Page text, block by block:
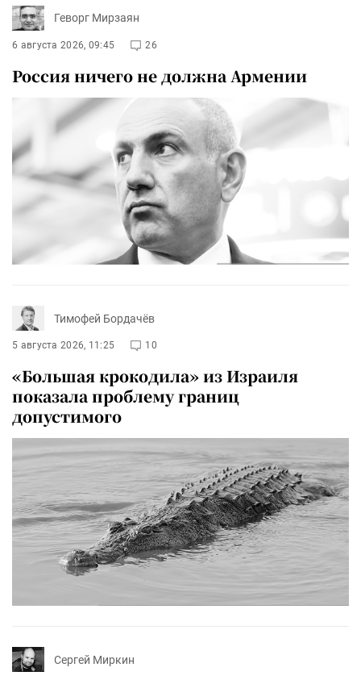
Геворг Мирзаян
6 августа 2026, 09:45 26
Россия ничего не должна Армении
Тимофей Бордачёв
5 августа 2026, 11:25 10
«Большая крокодила» из Израиля
показала проблему границ
допустимого
Сергей Миркин